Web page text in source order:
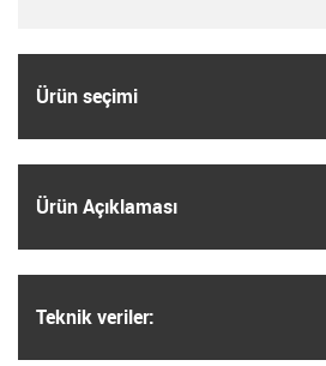
Ürün seçimi
Ürün Açıklaması
Teknik veriler: